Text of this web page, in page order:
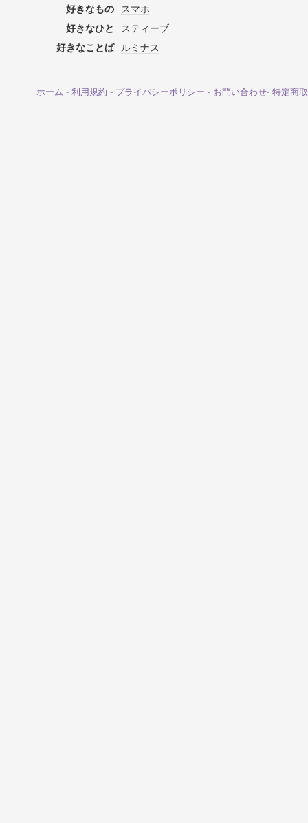
好きなもの
スマホ
好きなひと
スティーブ
好きなことば
ルミナス
ホーム - 利用規約 - プライバシーポリシー - お問い合わせ- 特定商